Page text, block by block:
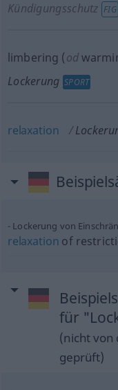
Kündigungsschutz FIG
limbering (od
Lockerung SPORT
relaxation
Lockerung von
relaxation of
für
(nicht von
geprüft)